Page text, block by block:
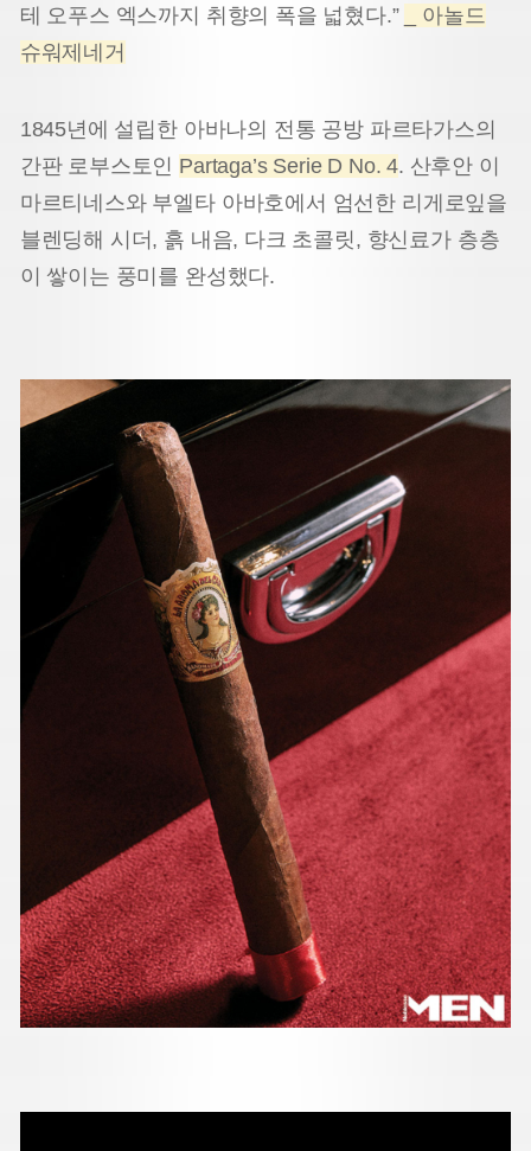
테 오푸스 엑스까지 취향의 폭을 넓혔다.”
_ 아놀드
슈워제네거
1845년에 설립한 아바나의 전통 공방 파르타가스의
간판 로부스토인 Partaga’s Serie D No. 4. 산후안 이
마르티네스와 부엘타 아바호에서 엄선한 리게로잎을
블렌딩해 시더, 흙 내음, 다크 초콜릿, 향신료가 층층
이 쌓이는 풍미를 완성했다.